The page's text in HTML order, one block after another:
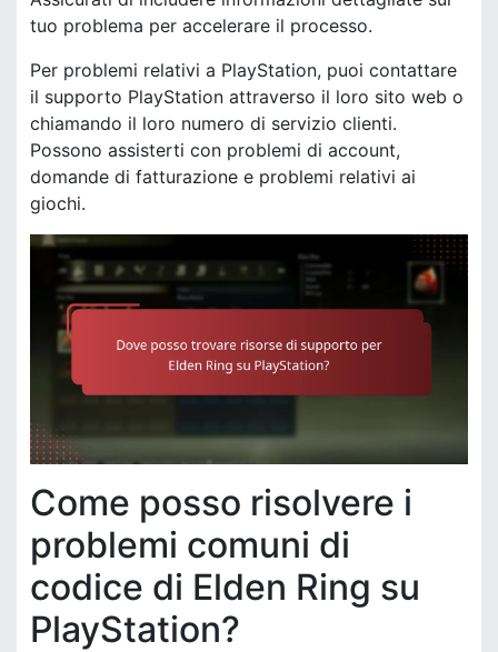
tuo problema per accelerare il processo.
Per problemi relativi a PlayStation, puoi contattare
il supporto PlayStation attraverso il loro sito web o
chiamando il loro numero di servizio clienti.
Possono assisterti con problemi di account,
domande di fatturazione e problemi relativi ai
giochi.
Come posso risolvere i
problemi comuni di
codice di Elden Ring su
PlayStation?